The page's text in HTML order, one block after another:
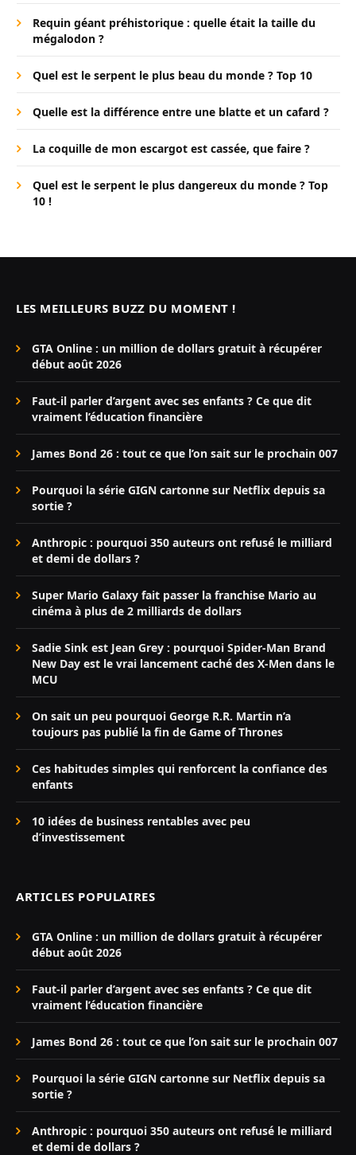
Requin géant préhistorique : quelle était la taille du
mégalodon ?
Quel est le serpent le plus beau du monde ? Top 10
Quelle est la différence entre une blatte et un cafard ?
La coquille de mon escargot est cassée, que faire ?
Quel est le serpent le plus dangereux du monde ? Top
10 !
LES MEILLEURS BUZZ DU MOMENT !
GTA Online : un million de dollars gratuit à récupérer
début août 2026
Faut-il parler d’argent avec ses enfants ? Ce que dit
vraiment l’éducation financière
James Bond 26 : tout ce que l’on sait sur le prochain 007
Pourquoi la série GIGN cartonne sur Netflix depuis sa
sortie ?
Anthropic : pourquoi 350 auteurs ont refusé le milliard
et demi de dollars ?
Super Mario Galaxy fait passer la franchise Mario au
cinéma à plus de 2 milliards de dollars
Sadie Sink est Jean Grey : pourquoi Spider-Man Brand
New Day est le vrai lancement caché des X-Men dans le
MCU
On sait un peu pourquoi George R.R. Martin n’a
toujours pas publié la fin de Game of Thrones
Ces habitudes simples qui renforcent la confiance des
enfants
10 idées de business rentables avec peu
d’investissement
ARTICLES POPULAIRES
GTA Online : un million de dollars gratuit à récupérer
début août 2026
Faut-il parler d’argent avec ses enfants ? Ce que dit
vraiment l’éducation financière
James Bond 26 : tout ce que l’on sait sur le prochain 007
Pourquoi la série GIGN cartonne sur Netflix depuis sa
sortie ?
Anthropic : pourquoi 350 auteurs ont refusé le milliard
et demi de dollars ?